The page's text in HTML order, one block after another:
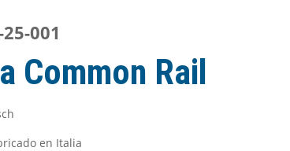
001
Common Rail
en Italia